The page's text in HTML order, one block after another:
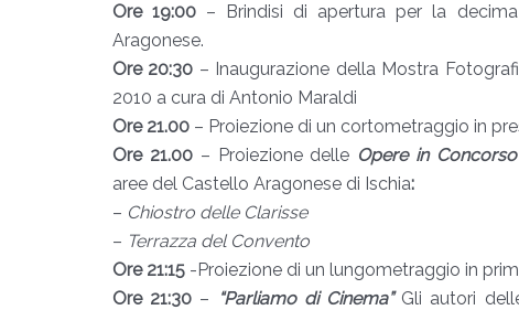
Ore 19:00 – Brindisi di apertura per la
Aragonese.
Ore 20:30 – Inaugurazione della Mostra
2010 a cura di Antonio Maraldi
Ore 21.00 – Proiezione di un cortometraggio in
Ore 21.00 – Proiezione delle Opere in Concorso
aree del Castello Aragonese di Ischia:
– Chiostro delle Clarisse
– Terrazza del Convento
Ore 21:15 -Proiezione di un lungometraggio in
Ore 21:30 – “Parliamo di Cinema”Gli autori